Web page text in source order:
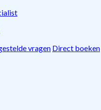
vragen Direct boeken